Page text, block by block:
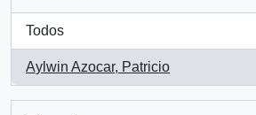
Todos
Aylwin Azocar, Patricio
, 1 resultados